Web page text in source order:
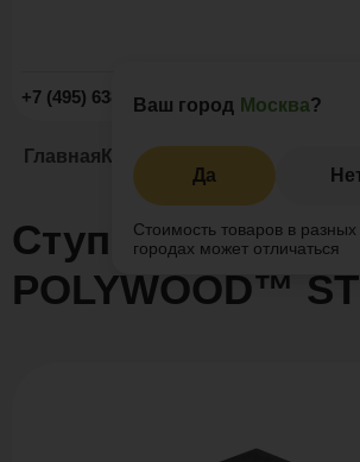
Ваш город Москва?
Да
Стоимость товаров в разных
городах может отличаться
+7 (495) 638-52-09
Главная Каталог Ступени из ДПК
Ступень
POLYWOOD™